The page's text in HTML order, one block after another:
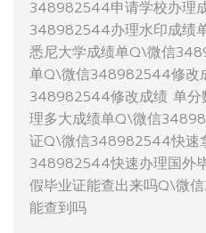
348982544申请学校办理
348982544办理水印成绩
悉尼大学成绩单Q\微信
单Q\微信348982544修改
348982544修改成绩 单
理多大成绩单Q\微信
证Q\微信348982544快速
348982544快速办理国外
假毕业证能查出来吗Q\微
能查到吗